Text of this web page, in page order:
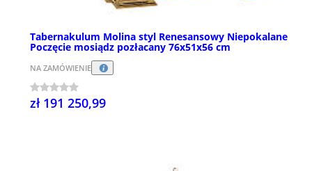
Tabernakulum Molina styl Renesansowy Niepokalane
Poczęcie mosiądz pozłacany 76x51x56 cm
NA ZAMÓWIENIE
zł 191 250,99